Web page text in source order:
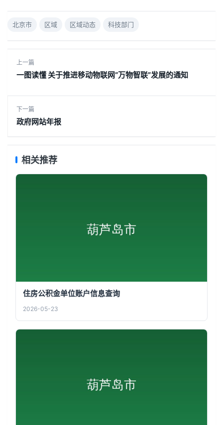
北京市 区域 区域动态 科技部门
上一篇
一图读懂 关于推进移动物联网“万物智联”发展的通知
下一篇
政府网站年报
相关推荐
住房公积金单位账户信息查询
2026-05-23